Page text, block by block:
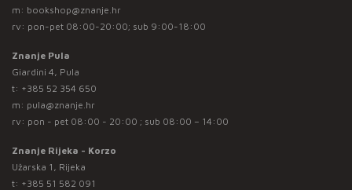
m: bookshop@znanje.hr
rv: pon-pet 08:00-20:00; sub 9:00-18:00
Znanje Pula
Giardini 4, Pula
t: +385 52 354 650
m: pula@znanje.hr
rv: pon - pet 08:00 - 20:00 ; sub 08:00 – 14:00
Znanje Rijeka - Korzo
Užarska 1, Rijeka
t: +385 51 582 091